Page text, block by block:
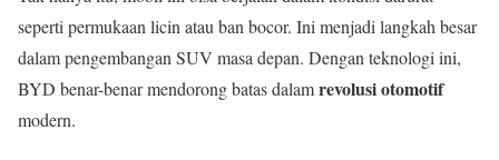
seperti permukaan licin atau ban bocor. Ini menjadi langkah besar
dalam pengembangan SUV masa depan. Dengan teknologi ini,
BYD benar-benar mendorong batas dalamrevolusi otomotif
modern.